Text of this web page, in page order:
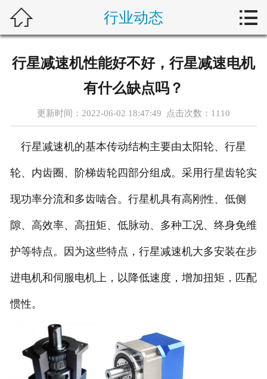
藤仓产品
合作产品
服务案例
关于我们
联系我们
 行业动态 
行星减速机性能好不好，行星减速电机
有什么缺点吗？
更新时间：2022-06-02 18:47:49 点击次数： 1110
行星减速机的基本传动结构主要由太阳轮、行星
轮、内齿圈、阶梯齿轮四部分组成。采用行星齿轮实
现功率分流和多齿啮合。行星机具有高刚性、低侧
隙、高效率、高扭矩、低脉动、多种工况、终身免维
护等特点。因为这些特点，行星减速机大多安装在步
进电机和伺服电机上，以降低速度，增加扭矩，匹配
惯性。